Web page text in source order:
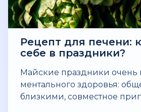
Рецепт для печени:
себе в праздники?
Майские праздники очень
ментального здоровья:
близкими, совместное